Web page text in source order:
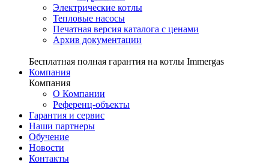
Электрические котлы
Тепловые насосы
Печатная версия каталога с ценами
Архив документации
Бесплатная полная гарантия на котлы Immergas
Компания
Компания
О Компании
Референц-объекты
Гарантия и сервис
Наши партнеры
Обучение
Новости
Контакты